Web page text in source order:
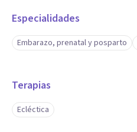
Especialidades
Embarazo, prenatal y posparto
Terapias
Ecléctica